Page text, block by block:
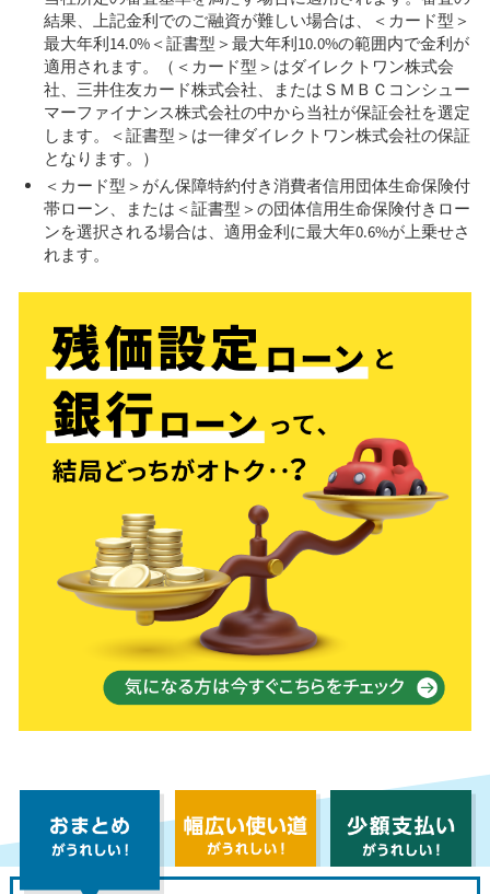
結果、上記金利でのご融資が難しい場合は、＜カード型＞
最大年利14.0%＜証書型＞最大年利10.0%の範囲内で金利が
適用されます。（＜カード型＞はダイレクトワン株式会
社、三井住友カード株式会社、またはＳＭＢＣコンシュー
マーファイナンス株式会社の中から当社が保証会社を選定
します。＜証書型＞は一律ダイレクトワン株式会社の保証
となります。）
＜カード型＞がん保障特約付き消費者信用団体生命保険付
帯ローン、または＜証書型＞の団体信用生命保険付きロー
ンを選択される場合は、適用金利に最大年0.6%が上乗せさ
れます。